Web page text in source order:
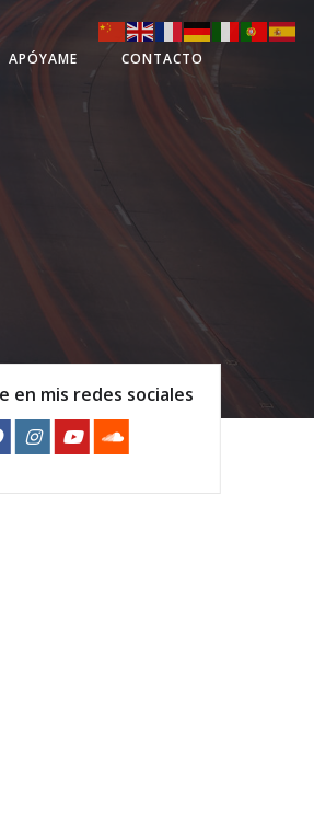
APÓYAME CONTACTO
en mis redes sociales